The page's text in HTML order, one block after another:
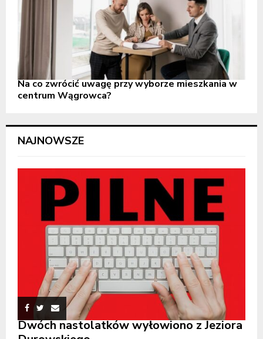
Na co zwrócić uwagę przy wyborze mieszkania w
centrum Wągrowca?
NAJNOWSZE
Dwóch nastolatków wyłowiono z Jeziora